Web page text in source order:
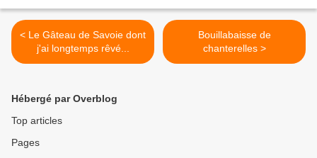
< Le Gâteau de Savoie dont
j'ai longtemps rêvé...
Bouillabaisse de
chanterelles >
Hébergé par Overblog
Top articles
Pages